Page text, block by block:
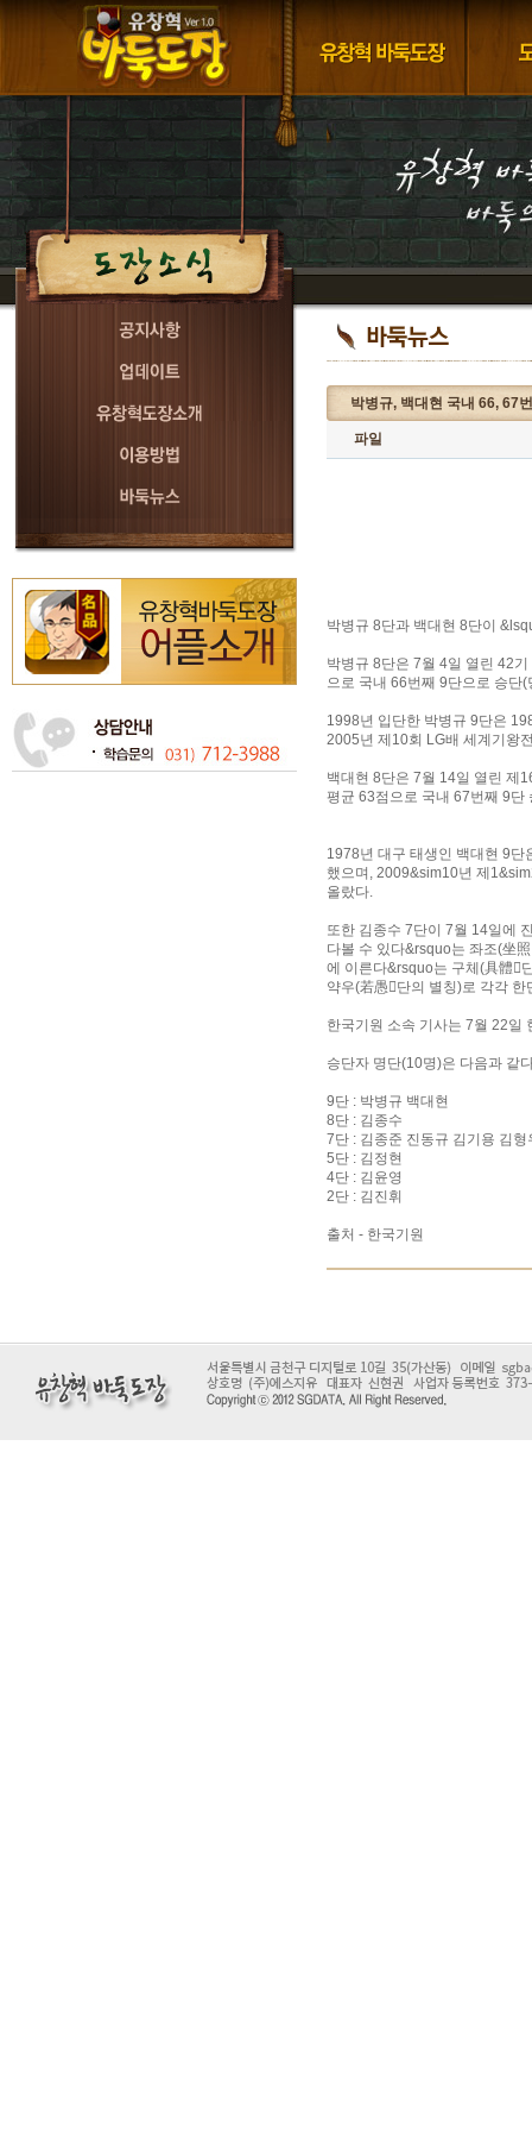
박병규, 백대현 국내 66, 67
파일
박병규 8단과 백대현 8단이
박병규 8단은 7월 4일 열린 42
으로 국내 66번째 9단으로 승단(
1998년 입단한 박병규 9단은
2005년 제10회 LG배 세계기왕
백대현 8단은 7월 14일 열린 제
평균 63점으로 국내 67번째 9단
1978년 대구 태생인 백대현 9
했으며, 2009&sim10년 제
올랐다.
또한 김종수 7단이 7월 14일에
다볼 수 있다&rsquo는 좌조(坐
에 이른다&rsquo는 구체(具體𔅯
약우(若愚𔆈단의 별칭)로 각각 한
한국기원 소속 기사는 7월 22일
승단자 명단(10명)은 다음과 같
9단 : 박병규 백대현
8단 : 김종수
7단 : 김종준 진동규 김기용 김형
5단 : 김정현
4단 : 김윤영
2단 : 김진휘
출처 - 한국기원